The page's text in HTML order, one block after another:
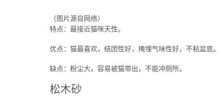
（图片源自网络）
特点：最接近猫咪天性。
优点：猫最喜欢，结团性好，掩埋气味性好，不粘盆底
缺点：粉尘大，容易被猫带出，不能冲厕所。
松木砂